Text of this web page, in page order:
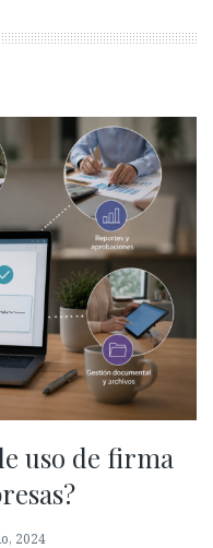
uso de firma
2024